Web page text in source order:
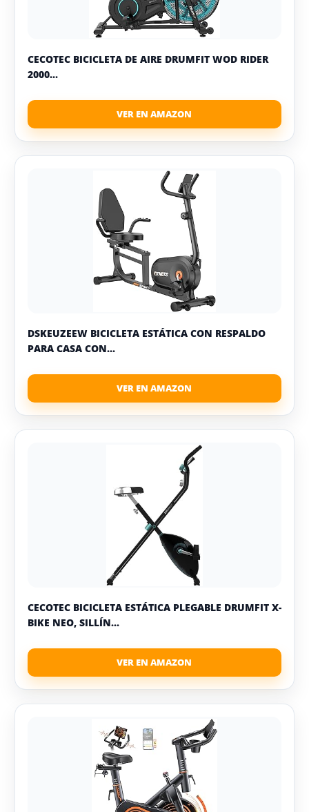
CECOTEC BICICLETA DE AIRE DRUMFIT WOD RIDER
2000...
DSKEUZEEW BICICLETA ESTÁTICA CON RESPALDO
PARA CASA CON...
CECOTEC BICICLETA ESTÁTICA PLEGABLE DRUMFIT X-
BIKE NEO, SILLÍN...